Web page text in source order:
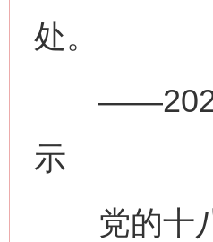
处。
——2020
示
党的十八